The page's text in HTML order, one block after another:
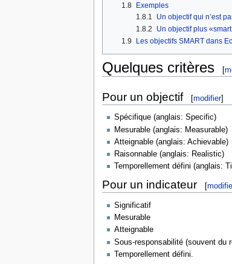
1.8
Exemples
1.8.1
Un objectif qui n’est
1.8.2
Un objectif plus
1.9
Les objectifs SMART dans
Quelques critères [
Pour un objectif [modifier]
Spécifique (anglais: Specific)
Mesurable (anglais: Measurable)
Atteignable (anglais: Achievable)
Raisonnable (anglais: Realistic)
Temporellement défini (anglais:
Pour un indicateur [
Significatif
Mesurable
Atteignable
Sous-responsabilité (souvent du
Temporellement défini.